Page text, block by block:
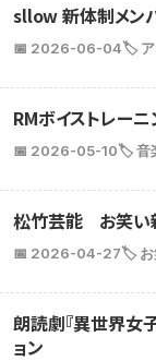
sllow 新体制メン
📅 2026-06-04🏷️ ア
RMボイストレー
📅 2026-05-10🏷️ 音
松竹芸能 お笑い
📅 2026-04-27🏷️ お
朗読劇『異世界女
ョン